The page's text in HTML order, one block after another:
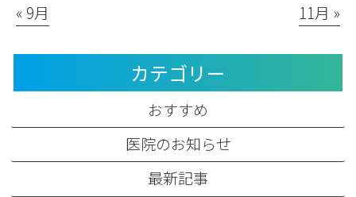
« 9月 11月 »
カテゴリー
おすすめ
医院のお知らせ
最新記事